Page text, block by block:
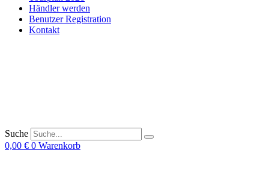
Händler werden
Benutzer Registration
Kontakt
Suche
0,00 € 0 Warenkorb